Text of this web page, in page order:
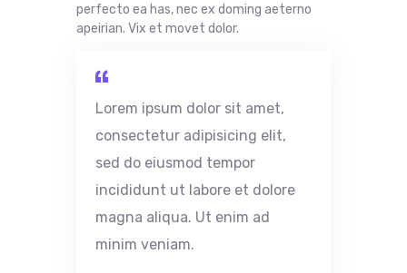
perfecto ea has, nec ex doming aeterno
apeirian. Vix et movet dolor.
Lorem ipsum dolor sit amet,
consectetur adipisicing elit,
sed do eiusmod tempor
incididunt ut labore et dolore
magna aliqua. Ut enim ad
minim veniam.